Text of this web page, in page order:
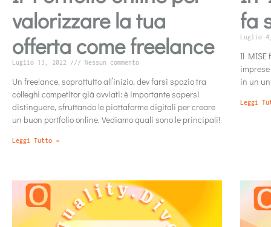
valorizzare la tua
offerta come freelance
Luglio 13, 2022 Nessun commento
Un freelance, soprattutto all’inizio, dev farsi spazio tra
colleghi competitor già avviati: è importante sapersi
distinguere, sfruttando le piattaforme digitali per creare
un buon portfolio online. Vediamo quali sono le principali!
Leggi Tutto »
fa
Luglio
Il MISE
in un
Leggi